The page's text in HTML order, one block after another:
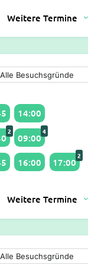
Weitere Termine
14:00
2
09:00
4
16:00 17:00
2
Weitere Termine